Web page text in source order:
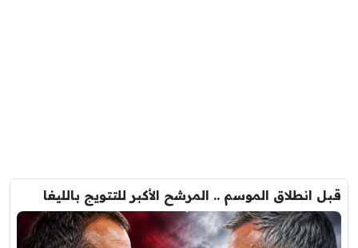
قبل انطلاق الموسم .. المرشح الأكبر للتتويج بالليغا